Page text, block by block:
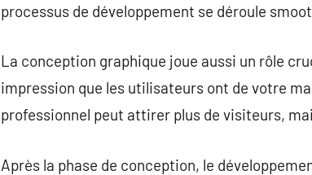
processus de développement se déroule
La conception graphique joue aussi un rôle
impression que les utilisateurs ont de votre
professionnel peut attirer plus de visiteurs,
Après la phase de conception, le